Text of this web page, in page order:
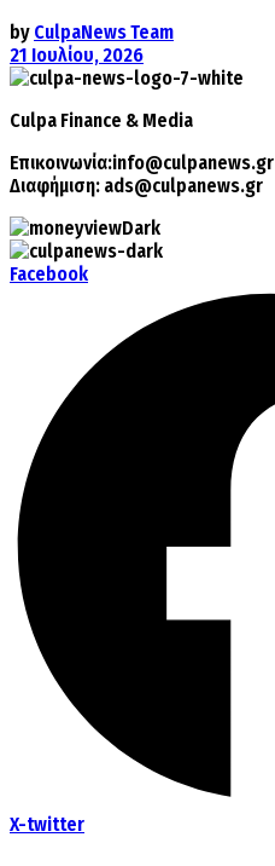
by CulpaNews Team
21 Ιουλίου, 2026
Culpa Finance & Media
Επικοινωνία:info@culpanews.gr
Διαφήμιση: ads@culpanews.gr
Facebook
X-twitter